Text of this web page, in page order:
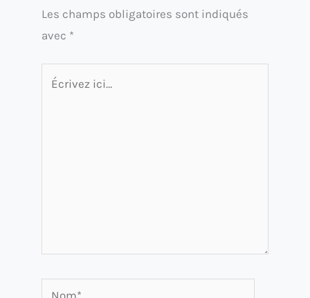
Les champs obligatoires sont indiqués
avec *
Écrivez
Nom*